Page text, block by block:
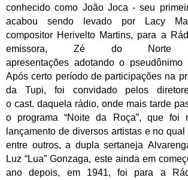
conhecido como João Joca - seu
acabou sendo levado por Lacy
compositor Herivelto Martins, para a
emissora, Zé do Norte
apresentações adotando o
Após certo período de participações na
da Tupi, foi convidado pelos
o cast. daquela rádio, onde mais tarde
o programa “Noite da Roça”,
que foi
lançamento de diversos artistas e no
entre outros, a dupla sertaneja
Luz “Lua” Gonzaga, este ainda em
ano depois, em 1941, foi para a